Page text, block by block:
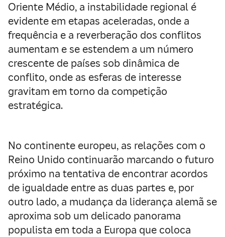
Oriente Médio, a instabilidade regional é
evidente em etapas aceleradas, onde a
frequência e a reverberação dos conflitos
aumentam e se estendem a um número
crescente de países sob dinâmica de
conflito, onde as esferas de interesse
gravitam em torno da competição
estratégica.
No continente europeu, as relações com o
Reino Unido continuarão marcando o futuro
próximo na tentativa de encontrar acordos
de igualdade entre as duas partes e, por
outro lado, a mudança da liderança alemã se
aproxima sob um delicado panorama
populista em toda a Europa que coloca